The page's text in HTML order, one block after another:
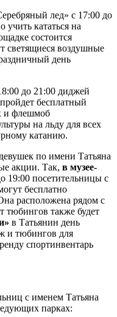
лед» с 17:00 до
учить кататься на
состоится
светящиеся воздушные
день
до 21:00 диджей
бесплатный
и флешмоб
на льду для всех
катанию.
по имени Татьяна
акции. Так, в музее-
19:00 посетительницы с
бесплатно
расположена рядом с
тюбингов также будет
в Татьянин день
и тюбингов для
спортинвентарь
с именем Татьяна
парках: